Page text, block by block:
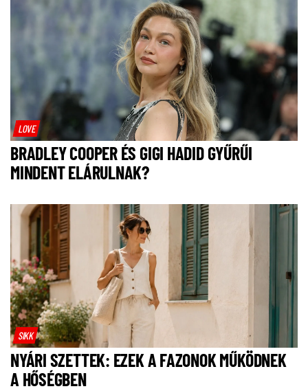
LOVE
BRADLEY COOPER ÉS GIGI HADID GYŰRŰI
MINDENT ELÁRULNAK?
SIKK
NYÁRI SZETTEK: EZEK A FAZONOK MŰKÖDNEK
A HŐSÉGBEN